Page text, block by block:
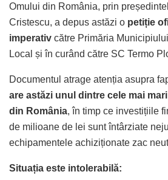
Omului din România, prin
Cristescu, a depus astăzi o petiție
imperativ către Primăria
Local și în curând către SC Termo
Documentul atrage atenția asupra
are astăzi unul dintre cele mai
din România, în timp ce investițiile
de milioane de lei sunt întârziate
echipamentele achiziționate zac
Situația este intolerabilă: